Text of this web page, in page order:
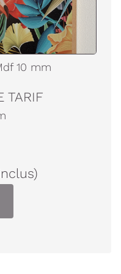
10 mm
TARIF